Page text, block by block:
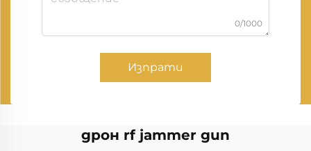
0/1000
Изпрати
дрон rf jammer gun